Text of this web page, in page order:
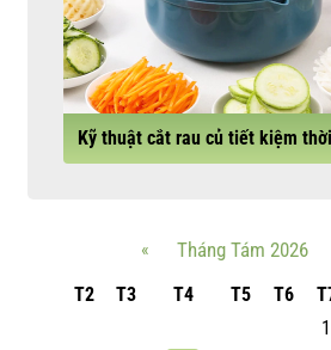
Kỹ thuật cắt rau củ tiết kiệm
« Tháng Tám 2026
T2
T3 T4 T5 T6
1